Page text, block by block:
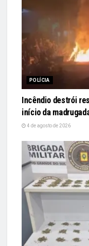
POLÍCIA
Incêndio destrói
início da
4 de agosto de 2026